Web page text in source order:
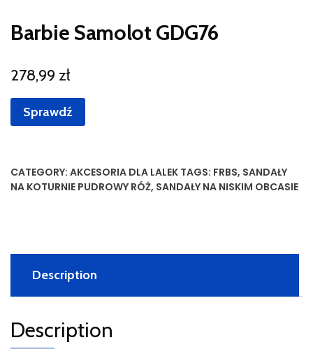
Barbie Samolot GDG76
278,99 zł
Sprawdź
CATEGORY: AKCESORIA DLA LALEK TAGS: FRBS, SANDAŁY
NA KOTURNIE PUDROWY RÓŻ, SANDAŁY NA NISKIM OBCASIE
Description
Description